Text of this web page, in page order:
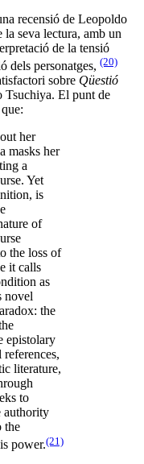
recensió de Leopoldo
la seva lectura, amb un
de la tensió
dels personatges, (20)
sobre Qüestió
Tsuchiya. El punt de
her
masks her
a
Yet
is
of
the loss of
it calls
as
novel
the
epistolary
literature,
to
authority
the
power.(21)